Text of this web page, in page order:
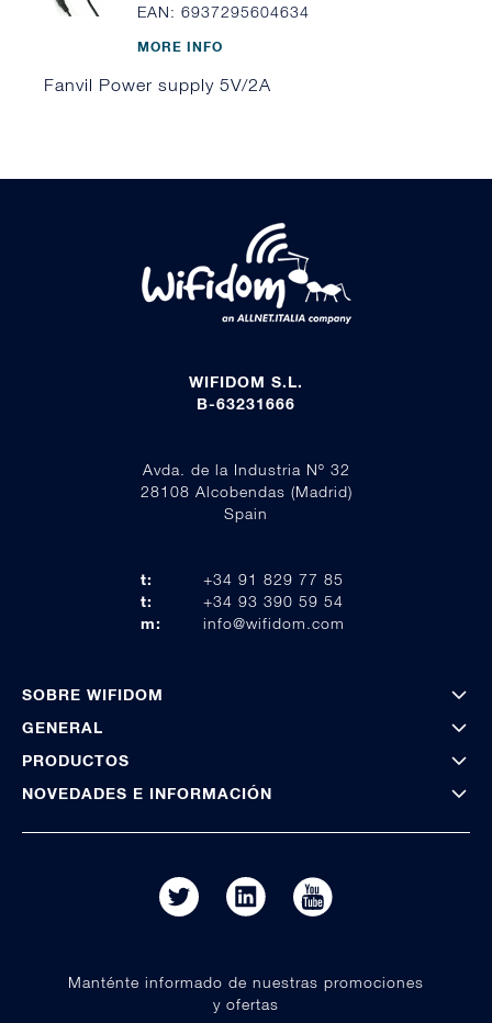
EAN: 6937295604634
MORE INFO
Fanvil Power supply 5V/2A
WIFIDOM S.L.
B-63231666
Avda. de la Industria Nº 32
28108 Alcobendas (Madrid)
Spain
t:
+34 91 829 77 85
t:
+34 93 390 59 54
m:
info@wifidom.com
SOBRE WIFIDOM
GENERAL
PRODUCTOS
NOVEDADES E INFORMACIÓN
Manténte informado de nuestras promociones
y ofertas